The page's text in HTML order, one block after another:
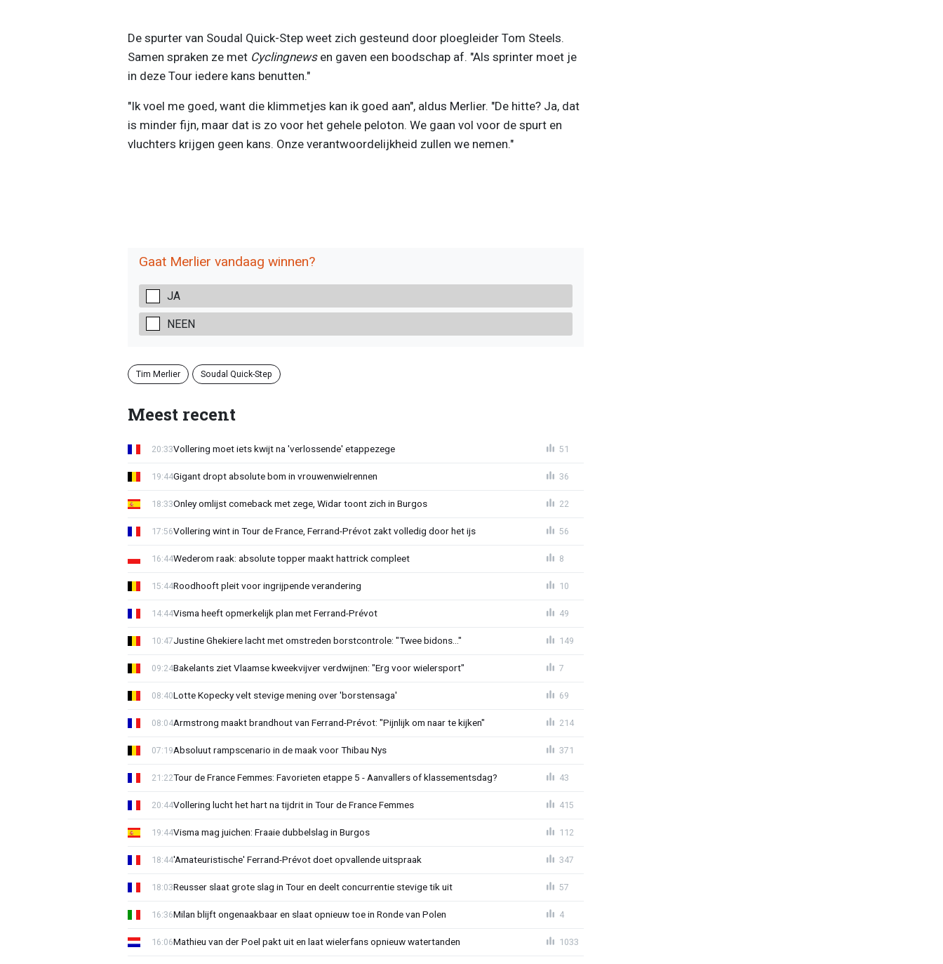
De spurter van Soudal Quick-Step weet zich gesteund door ploegleider Tom Steels.
Samen spraken ze met Cyclingnewsen gaven een boodschap af. "Als sprinter moet je
in deze Tour iedere kans benutten."
"Ik voel me goed, want die klimmetjes kan ik goed aan", aldus Merlier. "De hitte? Ja, dat
is minder fijn, maar dat is zo voor het gehele peloton. We gaan vol voor de spurt en
vluchters krijgen geen kans. Onze verantwoordelijkheid zullen we nemen."
Gaat Merlier vandaag winnen?
JA
NEEN
Tim Merlier Soudal Quick-Step
Meest recent
Vollering moet iets kwijt na 'verlossende' etappezege
20:33 51
Gigant dropt absolute bom in vrouwenwielrennen
19:44 36
Onley omlijst comeback met zege, Widar toont zich in Burgos
18:33 22
Vollering wint in Tour de France, Ferrand-Prévot zakt volledig door het ijs
17:56 56
Wederom raak: absolute topper maakt hattrick compleet
16:44 8
Roodhooft pleit voor ingrijpende verandering
15:44 10
Visma heeft opmerkelijk plan met Ferrand-Prévot
14:44 49
Justine Ghekiere lacht met omstreden borstcontrole: "Twee bidons..."
10:47 149
Bakelants ziet Vlaamse kweekvijver verdwijnen: "Erg voor wielersport"
09:24 7
Lotte Kopecky velt stevige mening over 'borstensaga'
08:40 69
Armstrong maakt brandhout van Ferrand-Prévot: "Pijnlijk om naar te kijken"
08:04 214
Absoluut rampscenario in de maak voor Thibau Nys
07:19 371
Tour de France Femmes: Favorieten etappe 5 - Aanvallers of klassementsdag?
21:22 43
Vollering lucht het hart na tijdrit in Tour de France Femmes
20:44 415
Visma mag juichen: Fraaie dubbelslag in Burgos
19:44 112
'Amateuristische' Ferrand-Prévot doet opvallende uitspraak
18:44 347
Reusser slaat grote slag in Tour en deelt concurrentie stevige tik uit
18:03 57
Milan blijft ongenaakbaar en slaat opnieuw toe in Ronde van Polen
16:36 4
Mathieu van der Poel pakt uit en laat wielerfans opnieuw watertanden
16:06 1033